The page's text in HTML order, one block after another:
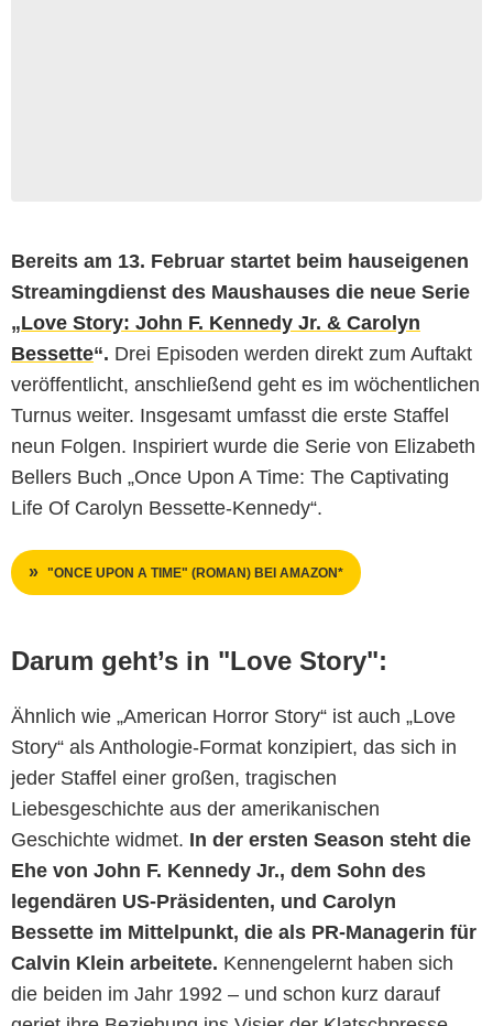
Bereits am 13. Februar startet beim hauseigenen
Streamingdienst des Maushauses die neue Serie
„Love Story: John F. Kennedy Jr. & Carolyn
Bessette“. Drei Episoden werden direkt zum Auftakt
veröffentlicht, anschließend geht es im wöchentlichen
Turnus weiter. Insgesamt umfasst die erste Staffel
neun Folgen. Inspiriert wurde die Serie von Elizabeth
Bellers Buch „Once Upon A Time: The Captivating
Life Of Carolyn Bessette-Kennedy“.
"ONCE UPON A TIME" (ROMAN) BEI AMAZON*
Darum geht’s in "Love Story":
Ähnlich wie „American Horror Story“ ist auch „Love
Story“ als Anthologie-Format konzipiert, das sich in
jeder Staffel einer großen, tragischen
Liebesgeschichte aus der amerikanischen
Geschichte widmet. In der ersten Season steht die
Ehe von John F. Kennedy Jr., dem Sohn des
legendären US-Präsidenten, und Carolyn
Bessette im Mittelpunkt, die als PR-Managerin für
Calvin Klein arbeitete. Kennengelernt haben sich
die beiden im Jahr 1992 – und schon kurz darauf